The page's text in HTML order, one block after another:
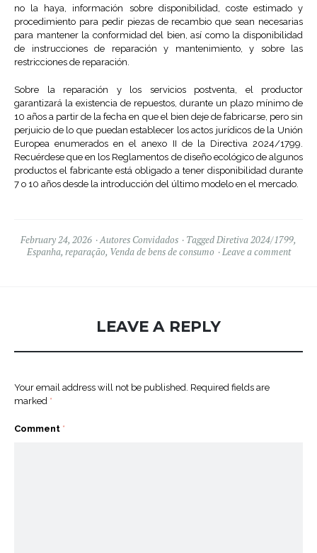
no la haya, información sobre disponibilidad, coste estimado y
procedimiento para pedir piezas de recambio que sean necesarias
para mantener la conformidad del bien, así como la disponibilidad
de instrucciones de reparación y mantenimiento, y sobre las
restricciones de reparación.
Sobre la reparación y los servicios postventa, el productor
garantizará la existencia de repuestos, durante un plazo mínimo de
10 años a partir de la fecha en que el bien deje de fabricarse, pero sin
perjuicio de lo que puedan establecer los actos jurídicos de la Unión
Europea enumerados en el anexo II de la Directiva 2024/1799.
Recuérdese que en los Reglamentos de diseño ecológico de algunos
productos el fabricante está obligado a tener disponibilidad durante
7 o 10 años desde la introducción del último modelo en el mercado.
February 24, 2026 Autores Convidados TaggedDiretiva 2024/1799,
Espanha, reparação, Venda de bens de consumo Leave a comment
LEAVE A REPLY
Your email address will not be published. Required fields are
marked *
Comment *